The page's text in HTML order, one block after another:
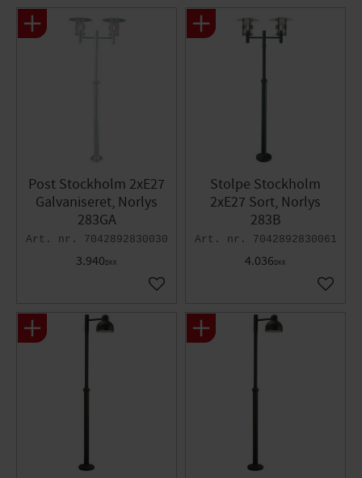
Post Stockholm 2xE27
Galvaniseret​, Norlys
283GA
7042892830030
3.940DKK
Gem som favorit
Stolpe Stockholm
2xE27 Sort, Norlys
283B
7042892830061
4.036DKK
Gem